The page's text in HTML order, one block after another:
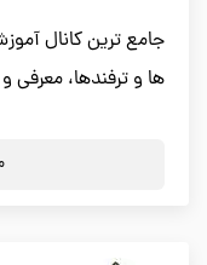
جامع ترین کانال
ها و ترفندها، معرفی